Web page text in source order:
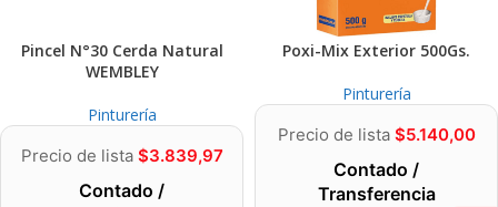
Pincel N°30 Cerda Natural
WEMBLEY
Pinturería
Precio de lista $3.839,97
Contado /
Poxi-Mix Exterior 500Gs.
Pinturería
Precio de lista $5.140,00
Contado /
Transferencia